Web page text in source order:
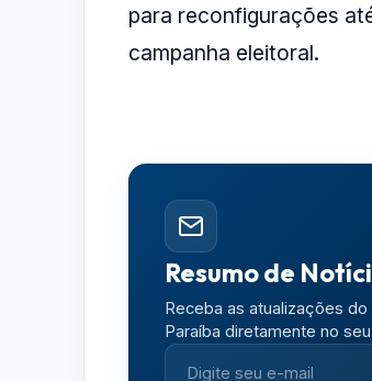
para reconfigurações
campanha eleitoral.
Resumo de
Receba as atualizações do
Paraíba diretamente no